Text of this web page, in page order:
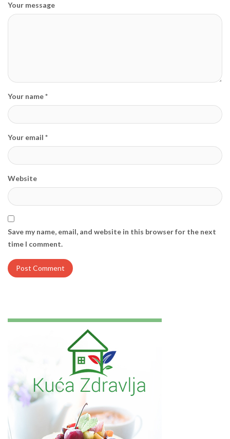
Your message
Your name *
Your email *
Website
Save my name, email, and website in this browser for the next
time I comment.